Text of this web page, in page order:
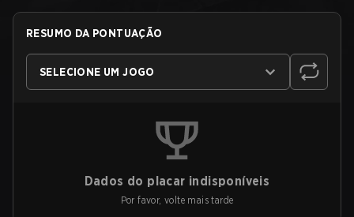
RESUMO DA PONTUAÇÃO
SELECIONE UM JOGO
Dados do placar indisponíveis
Por favor, volte mais tarde